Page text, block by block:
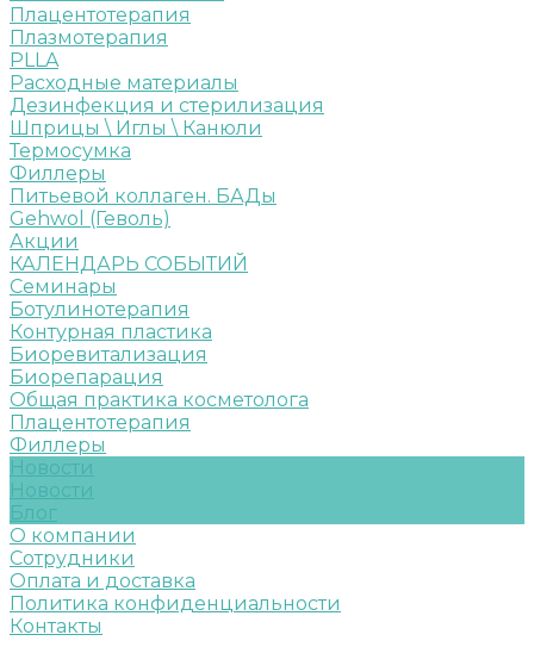
Плацентотерапия
Плазмотерапия
PLLA
Расходные материалы
Дезинфекция и стерилизация
Шприцы \ Иглы \ Канюли
Термосумка
Филлеры
Питьевой коллаген. БАДы
Gehwol (Геволь)
Акции
КАЛЕНДАРЬ СОБЫТИЙ
Семинары
Ботулинотерапия
Контурная пластика
Биоревитализация
Биорепарация
Общая практика косметолога
Плацентотерапия
Филлеры
Новости
Новости
Блог
О компании
Сотрудники
Оплата и доставка
Политика конфиденциальности
Контакты